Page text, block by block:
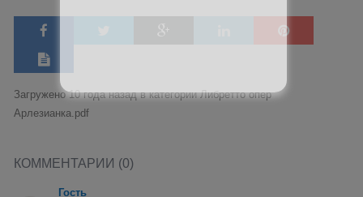
Загружено 10 года назад в категорииЛибретто опер
Арлезианка.pdf
КОММЕНТАРИИ (0)
Гость